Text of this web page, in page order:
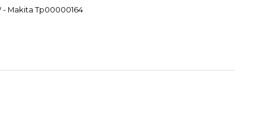
- Makita Tp00000164